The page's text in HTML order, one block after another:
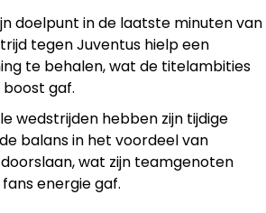
doelpunt in de laatste minuten van
tegen Juventus hielp een
te behalen, wat de titelambities
gaf.
wedstrijden hebben zijn tijdige
balans in het voordeel van
wat zijn teamgenoten
energie gaf.